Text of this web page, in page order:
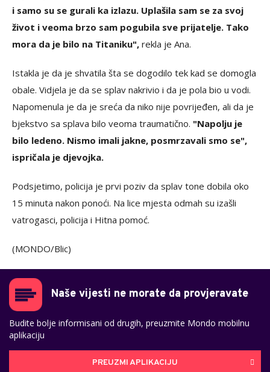
i samo su se gurali ka izlazu. Uplašila sam se za svoj
život i veoma brzo sam pogubila sve prijatelje. Tako
mora da je bilo na Titaniku", rekla je Ana.
Istakla je da je shvatila šta se dogodilo tek kad se domogla
obale. Vidjela je da se splav nakrivio i da je pola bio u vodi.
Napomenula je da je sreća da niko nije povrijeđen, ali da je
bjekstvo sa splava bilo veoma traumatično. "Napolju je
bilo ledeno. Nismo imali jakne, posmrzavali smo se",
ispričala je djevojka.
Podsjetimo, policija je prvi poziv da splav tone dobila oko
15 minuta nakon ponoći. Na lice mjesta odmah su izašli
vatrogasci, policija i Hitna pomoć.
(MONDO/Blic)
Naše vijesti ne morate da provjeravate
Budite bolje informisani od drugih, preuzmite Mondo mobilnu
aplikaciju
PREUZMI APLIKACIJU